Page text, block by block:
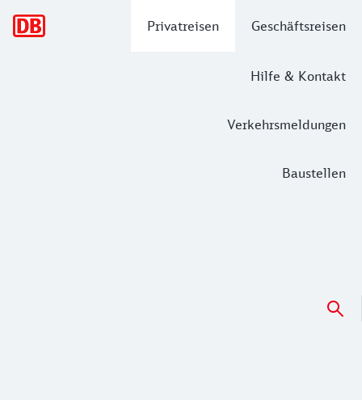
Privatreisen Geschäftsreisen
Hilfe & Kontakt
Verkehrsmeldungen
Baustellen